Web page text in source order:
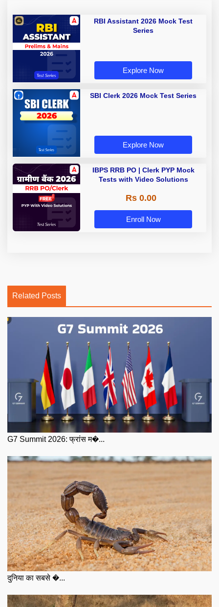
RBI Assistant 2026 Mock Test
Series
Explore Now
SBI Clerk 2026 Mock Test Series
Explore Now
IBPS RRB PO | Clerk PYP Mock
Tests with Video Solutions
Rs 0.00
Enroll Now
Related Posts
G7 Summit 2026: फ्रांस म�...
दुनिया का सबसे �...